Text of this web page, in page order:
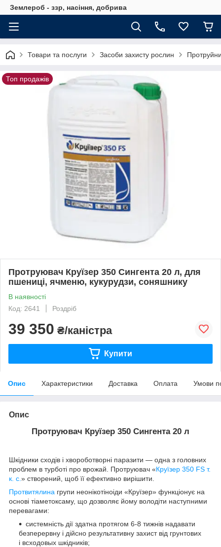
Землероб - ззр, насіння, добрива
Товари та послуги Засоби захисту рослин
Топ продажів
Протруювач Круїзер 350 Сингента 20 л, для
пшениці, ячменю, кукурудзи, соняшнику
В наявності
Код: 2641
Роздріб
39 350 ₴/каністра
Купити
Опис Характеристики Доставка Оплата Умови
Опис
Протруювач Круїзер 350 Сингента 20 л
Шкідники сходів і хвороботворні паразити — одна з головних
проблем в турботі про врожай. Протруювач «Круїзер 350 FS т.
к. с. » створений, щоб її ефективно вирішити.
Протвитялина групи неонікотіноіди «Круїзер» функціонує на
основі тіаметоксаму, що дозволяє йому володіти наступними
перевагами:
системність дії здатна протягом 6-8 тижнів надавати
безперервну і дійсно результативну захист від грунтових
і всходовых шкідників;